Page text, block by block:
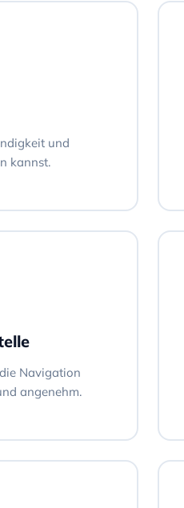
und
kannst.
Navigation
angenehm.